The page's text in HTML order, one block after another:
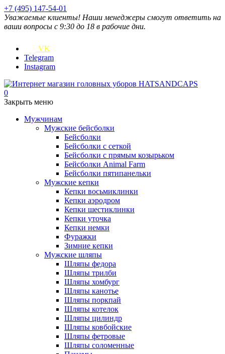
+7 (495) 147-54-01
Уважаемые клиенты! Наши менеджеры смогут ответить на
ваши вопросы с 9:30 до 18 в рабочие дни.
VK
Telegram
Instagram
0
Закрыть меню
Мужчинам
Мужские бейсболки
Бейсболки
Бейсболки с сеткой
Бейсболки с прямым козырьком
Бейсболки Animal Farm
Бейсболки пятипанельки
Мужские кепки
Кепки восьмиклинки
Кепки аэродром
Кепки шестиклинки
Кепки уточка
Кепки немки
Фуражки
Зимние кепки
Мужские шляпы
Шляпы федора
Шляпы трилби
Шляпы хомбург
Шляпы канотье
Шляпы поркпай
Шляпы котелок
Шляпы цилиндр
Шляпы ковбойские
Шляпы фетровые
Шляпы соломенные